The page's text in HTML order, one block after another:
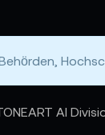
AI